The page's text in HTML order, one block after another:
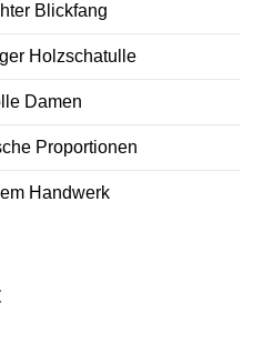
Blickfang
Holzschatulle
Damen
Proportionen
Handwerk